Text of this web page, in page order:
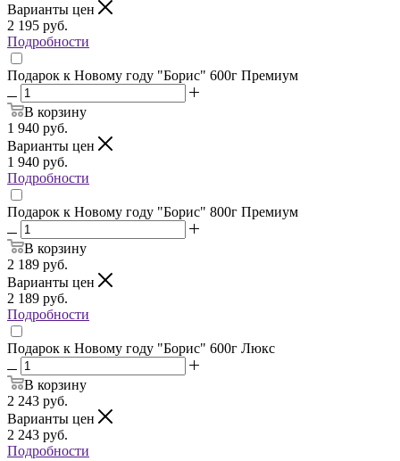
Варианты цен
2 195 руб.
Подробности
Подарок к Новому году "Борис" 600г Премиум
В корзину
1 940 руб.
Варианты цен
1 940 руб.
Подробности
Подарок к Новому году "Борис" 800г Премиум
В корзину
2 189 руб.
Варианты цен
2 189 руб.
Подробности
Подарок к Новому году "Борис" 600г Люкс
В корзину
2 243 руб.
Варианты цен
2 243 руб.
Подробности